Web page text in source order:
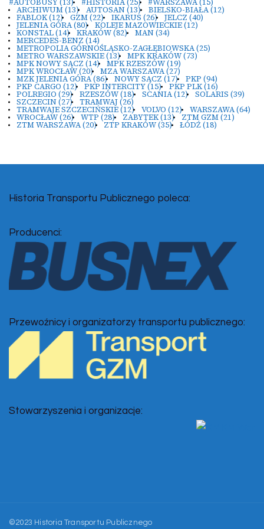
ARCHIWUM(13) AUTOSAN(13) BIELSKO-BIAŁA(12)
FABLOK(12) GZM(22) IKARUS (26) JELCZ (40)
JELENIA GÓRA(80) KOLEJE MAZOWIECKIE(12)
KONSTAL(14) KRAKÓW(82) MAN(34)
MERCEDES-BENZ (14)
METROPOLIA GÓRNOŚLĄSKO-ZAGŁĘBIOWSKA(25)
METRO WARSZAWSKIE(13) MPK KRAKÓW(73)
MPK NOWY SĄCZ (14) MPK RZESZÓW(19)
MPK WROCŁAW(20) MZA WARSZAWA(27)
MZK JELENIA GÓRA(86) NOWY SĄCZ (17) PKP (94)
PKP CARGO (12) PKP INTERCITY(15) PKP PLK(16)
POLREGIO (29) RZESZÓW(18) SCANIA(12) SOLARIS (39)
SZCZECIN(27) TRAMWAJ(26)
TRAMWAJE SZCZECIŃSKIE(12) VOLVO (12) WARSZAWA(64)
WROCŁAW(26) WTP (28) ZABYTEK(13) ZTM GZM(21)
ZTM WARSZAWA(20) ZTP KRAKÓW(35) ŁÓDŹ(18)
Historia Transportu Publicznego poleca:
Producenci:
Przewoźnicy i organizatorzy transportu publicznego:
Stowarzyszenia i organizacje:
©2023 Historia Transportu Publicznego